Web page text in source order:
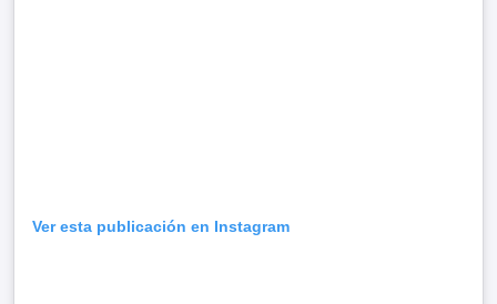
Ver esta publicación en Instagram